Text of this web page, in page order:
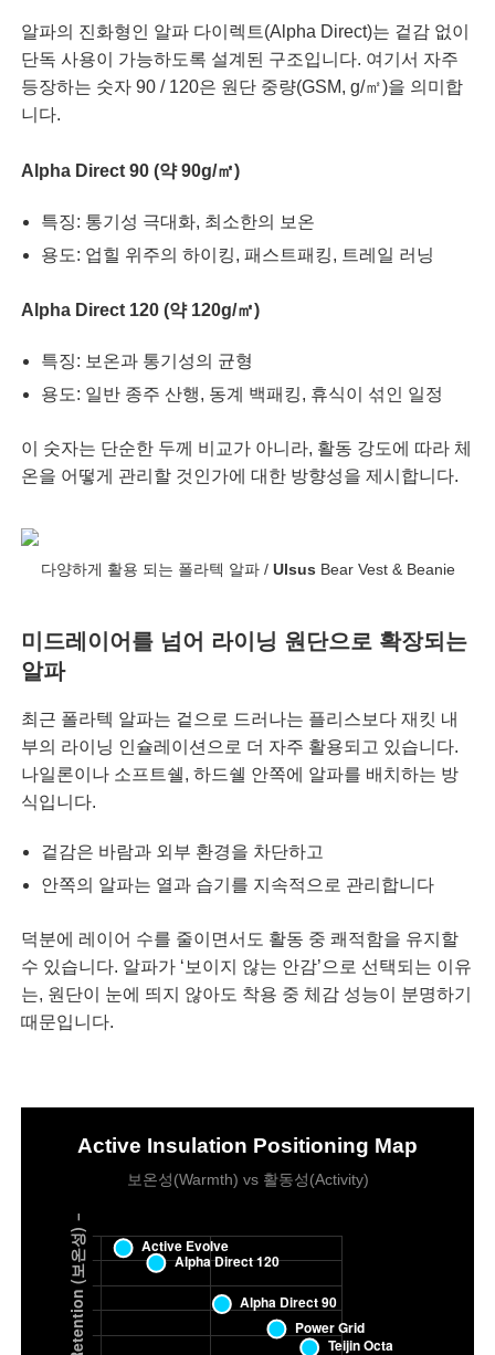
알파의 진화형인 알파 다이렉트(Alpha Direct)는 겉감 없이
단독 사용이 가능하도록 설계된 구조입니다. 여기서 자주
등장하는 숫자 90 / 120은 원단 중량(GSM, g/㎡)을 의미합
니다.
Alpha Direct 90 (약 90g/㎡)
특징: 통기성 극대화, 최소한의 보온
용도: 업힐 위주의 하이킹, 패스트패킹, 트레일 러닝
Alpha Direct 120 (약 120g/㎡)
특징: 보온과 통기성의 균형
용도: 일반 종주 산행, 동계 백패킹, 휴식이 섞인 일정
이 숫자는 단순한 두께 비교가 아니라, 활동 강도에 따라 체
온을 어떻게 관리할 것인가에 대한 방향성을 제시합니다.
다양하게 활용 되는 폴라텍 알파 / Ulsus Bear Vest & Beanie
미드레이어를 넘어 라이닝 원단으로 확장되는
알파
최근 폴라텍 알파는 겉으로 드러나는 플리스보다 재킷 내
부의 라이닝 인슐레이션으로 더 자주 활용되고 있습니다.
나일론이나 소프트쉘, 하드쉘 안쪽에 알파를 배치하는 방
식입니다.
겉감은 바람과 외부 환경을 차단하고
안쪽의 알파는 열과 습기를 지속적으로 관리합니다
덕분에 레이어 수를 줄이면서도 활동 중 쾌적함을 유지할
수 있습니다. 알파가 ‘보이지 않는 안감’으로 선택되는 이유
는, 원단이 눈에 띄지 않아도 착용 중 체감 성능이 분명하기
때문입니다.
Active Insulation Positioning Map
보온성(Warmth) vs 활동성(Activity)